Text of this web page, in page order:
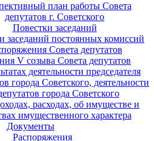
план работы Совета
депутатов г. Советского
Повестки заседаний
заседаний постоянных комиссий
Совета депутатов
V созыва Совета депутатов
деятельности председателя
города Советского, деятельности
города Советского
расходах, об имуществе и
имущественного характера
Документы
Распоряжения